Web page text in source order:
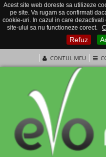
Acest site web doreste sa utilizeze
pe site. Va rugam sa confirmati
cookie-uri. In cazul in care
site-ului sa nu functioneze corect.
Refuz
CONTUL MEU